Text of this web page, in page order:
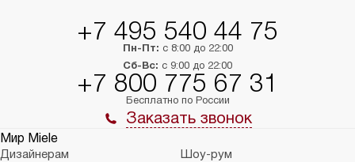
+7 495 540 44 75
Пн-Пт: с 8:00 до 22:00
Сб-Вс: с 9:00 до 22:00
+7 800 775 67 31
Бесплатно по России
Заказать звонок
Мир Miele
Дизайнерам
Шоу-рум